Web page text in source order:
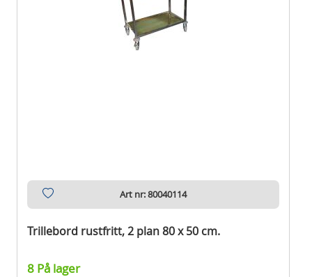
Art nr: 80040114
Trillebord rustfritt, 2 plan 80 x 50 cm.
8 På lager